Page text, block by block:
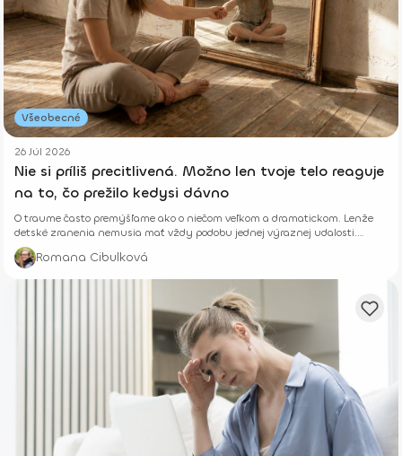
Všeobecné
26 Júl 2026
Nie si príliš precitlivená. Možno len tvoje telo reaguje
na to, čo prežilo kedysi dávno
O traume často premýšľame ako o niečom veľkom a dramatickom. Lenže
detské zranenia nemusia mať vždy podobu jednej výraznej udalosti.
Niekedy rastú potichu.
Romana Cibulková